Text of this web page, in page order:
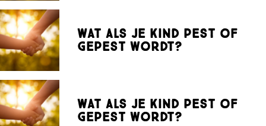
Wat als je kind pest of
gepest wordt?
Wat als je kind pest of
gepest wordt?